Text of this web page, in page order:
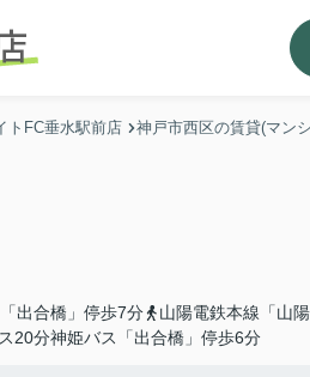
トFC垂水駅前店 神戸市西区の賃貸(マン
出合橋」停歩7分
山陽電鉄本線「山
20分神姫バス「出合橋」停歩6分